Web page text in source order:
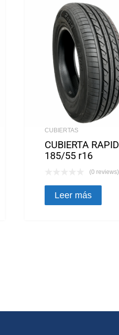
CUBIERTAS
CUBIERTA RAPID
185/55 r16
(0 reviews)
Leer más